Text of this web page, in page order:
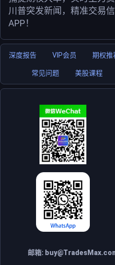
川普突发新闻，精准交易
APP！
深度报告 VIP会员 期权推
常见问题 美股课程
邮箱: